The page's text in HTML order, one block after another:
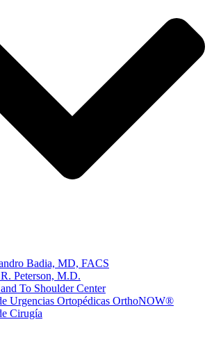
Badia, MD, FACS
Peterson, M.D.
To Shoulder Center
Urgencias Ortopédicas OrthoNOW®
Cirugía